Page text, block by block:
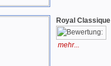
Royal Classique
mehr...